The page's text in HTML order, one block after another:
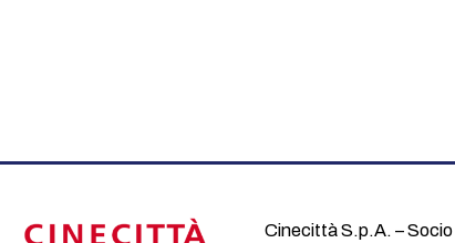
Cinecittà S.p.A. – Socio